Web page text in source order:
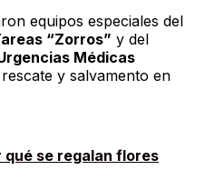
equipos especiales del
“Zorros” y del
Médicas
y salvamento en
qué se regalan flores